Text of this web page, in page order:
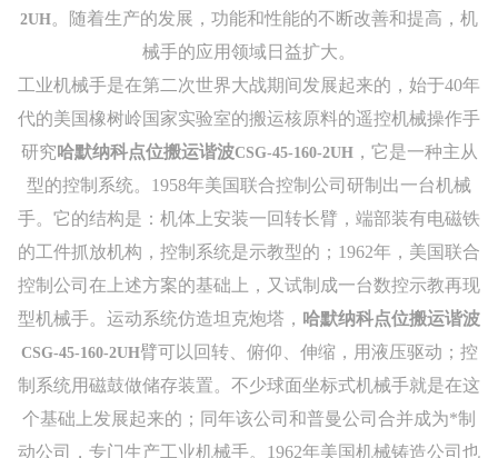
2UH。随着生产的发展，功能和性能的不断改善和提高，机
械手的应用领域日益扩大。
工业机械手是在第二次世界大战期间发展起来的，始于40年
代的美国橡树岭国家实验室的搬运核原料的遥控机械操作手
研究哈默纳科点位搬运谐波CSG-45-160-2UH，它是一种主从
型的控制系统。1958年美国联合控制公司研制出一台机械
手。它的结构是：机体上安装一回转长臂，端部装有电磁铁
的工件抓放机构，控制系统是示教型的；1962年，美国联合
控制公司在上述方案的基础上，又试制成一台数控示教再现
型机械手。运动系统仿造坦克炮塔， 哈默纳科点位搬运谐波
CSG-45-160-2UH臂可以回转、俯仰、伸缩，用液压驱动；控
制系统用磁鼓做储存装置。不少球面坐标式机械手就是在这
个基础上发展起来的；同年该公司和普曼公司合并成为*制
动公司，专门生产工业机械手。1962年美国机械铸造公司也